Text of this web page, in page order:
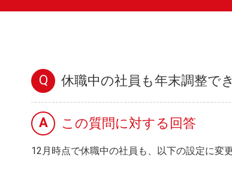
Q 休職中の社員も年末調整で
A この質問に対する回答
12月時点で休職中の社員も、以下の設定に変